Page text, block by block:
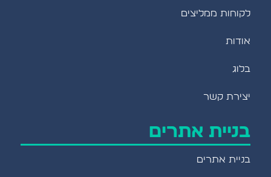
לקוחות ממליצים
אודות
בלוג
יצירת קשר
בניית אתרים
בניית אתרים